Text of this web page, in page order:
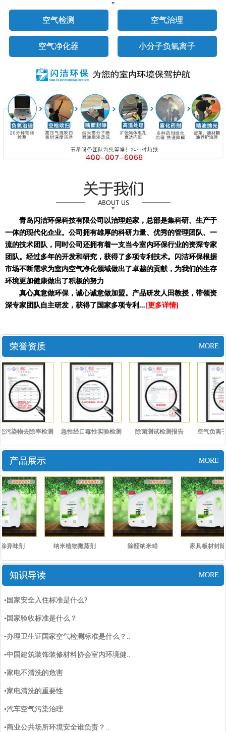
空气检测 空气治理
空气净化器 小分子负氧离子
青岛闪洁环保科技有限公司以治理起家，总部是集科研、生产于
一体的现代化企业。公司拥有雄厚的科研力量、优秀的管理团队、一
流的技术团队，同时公司还拥有着一支当今室内环保行业的资深专家
团队。经过多年的开发和研究，获得了多项专利技术。闪洁环保根据
市场不断需求为室内空气净化领域做出了卓越的贡献，为我们的生存
环境更加健康做出了积极的努力
真心真意做环保，诚心诚意做加盟。产品研发人田教授，带领资
深专家团队自主研发，获得了国家多项专利... [更多详情]
荣誉资质 MORE
污染物去除率检测
报告..
急性经口毒性实验检测
报告..
除菌测试检测报告 空气负离
测
产品展示 MORE
异味剂 纳米植物熏蒸剂 除醛纳米蜡 家具板材封除
知识导读 MORE
•国家安全入住标准是什么?
•国家验收标准是什么？
•办理卫生证国家空气检测标准是什么？..
•中国建筑装饰装修材料协会室内环境健..
•家电不清洗的危害
•家电清洗的重要性
•汽车空气污染治理
•商业公共场所环境安全谁负责？..